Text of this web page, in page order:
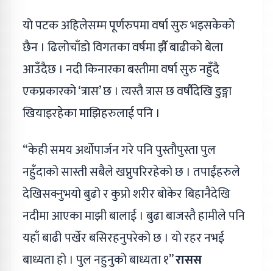
यो पटक अहिलेसम्म पूर्णरुपमा वर्षा सुरु भइसकेको
छैन । ढिलोचाँडो विगतका वर्षमा झैँ बाढीको बेला
आउँदैछ । नदी किनारका बस्तीमा वर्षा सुरु नहुँदै
एकप्रकारको ‘त्रास’ छ । त्यस्तै त्रास छ वर्षौदेखि डुङ्गा
खियाइरहेका माझिहरुलाई पनि ।
“केही समय अर्थोपार्जन गरे पनि पुस्तौपुस्ता पुल
नहुँदाको सास्ती सबैले खप्नुपरिरहेको छ । तपाईंहरुले
देखिसक्नुभयो बुढो र कुप्रो शरीर बोकेर बिहानैदेखि
नदीमा आएका माझी बालाई । बुढा बाजस्तै हामीले पनि
यहाँ बाढी पर्खेर बसिरहनुपरेको छ । यो रहर नभई
बाध्यता हो । पुल नहुनुको बाध्यता १”रासस